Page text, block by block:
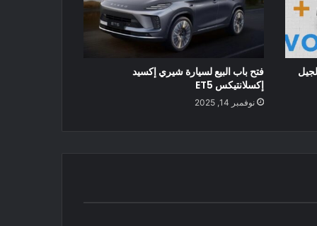
فتح باب البيع لسيارة شيري إكسيد
إكسلانتيكس ET5
نوفمبر 14, 2025